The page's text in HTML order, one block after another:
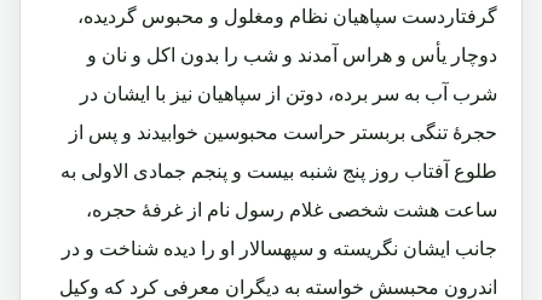
گرفتاردست سپاهیان نظام ومغلول و محبوس گردیده،
دوچار یأس و هراس آمدند و شب را بدون اکل و نان و
شرب آب به سر برده، دوتن از سپاهیان نیز با ایشان در
حجرۀ تنگی بربستر حراست محبوسین خوابیدند و پس از
طلوع آفتاب روز پنج شنبه بیست و پنجم جمادی الاولی به
ساعت هشت شخصی غلام رسول نام از غرفۀ حجره،
جانب ایشان نگریسته و سپهسالار او را دیده شناخت و در
اندرون محبسش خواسته به دیگران معرفی کرد که وکیل